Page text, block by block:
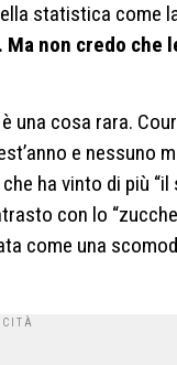
statistica come
Ma non credo che
una cosa rara.
e nessuno
ha vinto di più
con lo
come una